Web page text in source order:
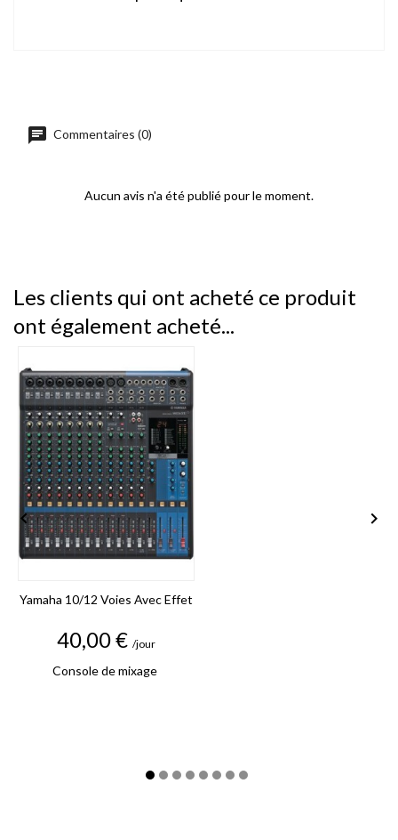
Commentaires (0)
Aucun avis n'a été publié pour le moment.
Les clients qui ont acheté ce produit
ont également acheté...
Yamaha 10/12 Voies Avec Effet
Prix
40,00 € /jour
Console de mixage
 